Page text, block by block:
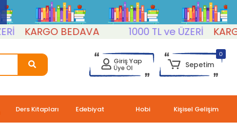
KARGO BEDAVA 1000 TL ve ÜZERİ KARGO
Giriş Yap
Üye Ol
0
Sepetim
Ders Kitapları Edebiyat Hobi Kişisel Gelişim